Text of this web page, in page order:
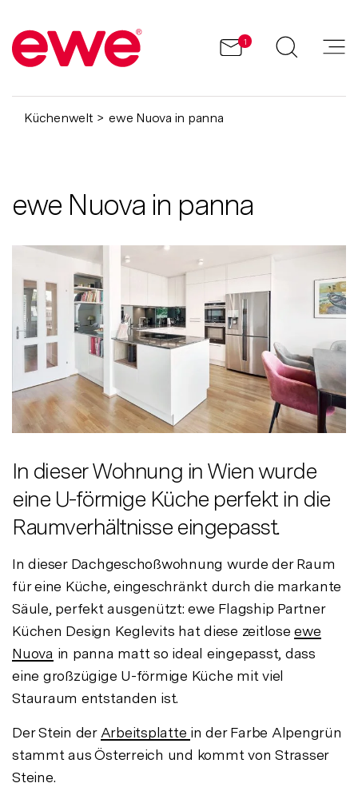
1
Küchenwelt ewe Nuova in panna
ewe Nuova in panna
In dieser Wohnung in Wien wurde
eine U-förmige Küche perfekt in die
Raumverhältnisse eingepasst.
In dieser Dachgeschoßwohnung wurde der Raum
für eine Küche, eingeschränkt durch die markante
Säule, perfekt ausgenützt: ewe Flagship Partner
Küchen Design Keglevits hat diese zeitloseewe
Nuova in panna matt so ideal eingepasst, dass
eine großzügige U-förmige Küche mit viel
Stauraum entstanden ist.
Der Stein der Arbeitsplatte in der Farbe Alpengrün
stammt aus Österreich und kommt von Strasser
Steine.